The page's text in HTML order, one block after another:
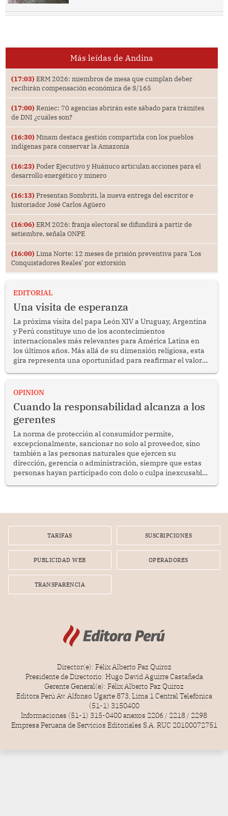
Más leídas de Andina
(17:03) ERM 2026: miembros de mesa que cumplan deber
recibirán compensación económica de S/165
(17:00) Reniec: 70 agencias abrirán este sábado para trámites
de DNI ¿cuáles son?
(16:30) Minam destaca gestión compartida con los pueblos
indígenas para conservar la Amazonía
(16:23) Poder Ejecutivo y Huánuco articulan acciones para el
desarrollo energético y minero
(16:13) Presentan Sombriti, la nueva entrega del escritor e
historiador José Carlos Agüero
(16:06) ERM 2026: franja electoral se difundirá a partir de
setiembre, señala ONPE
(16:00) Lima Norte: 12 meses de prisión preventiva para ‘Los
Conquistadores Reales’ por extorsión
EDITORIAL
Una visita de esperanza
La próxima visita del papa León XIV a Uruguay, Argentina
y Perú constituye uno de los acontecimientos
internacionales más relevantes para América Latina en
los últimos años. Más allá de su dimensión religiosa, esta
gira representa una oportunidad para reafirmar el valor
enfrenta desafíos en materia de desarrollo, cohesión
OPINION
Cuando la responsabilidad alcanza a los
gerentes
La norma de protección al consumidor permite,
excepcionalmente, sancionar no solo al proveedor, sino
también a las personas naturales que ejercen su
dirección, gerencia o administración, siempre que estas
personas hayan participado con dolo o culpa inexcusable
por la frustrada realización de un meet and greet con
TARIFAS SUSCRIPCIONES
PUBLICIDAD WEB OPERADORES
TRANSPARENCIA
Director(e): Félix Alberto Paz Quiroz
Presidente de Directorio: Hugo David Aguirre Castañeda
Gerente General(e): Félix Alberto Paz Quiroz
Editora Perú Av. Alfonso Ugarte 873, Lima 1 Central Telefónica
(51-1) 3150400
Informaciones (51-1) 315-0400 anexos 2206 / 2218 / 2298
Empresa Peruana de Servicios Editoriales S.A. RUC 20100072751